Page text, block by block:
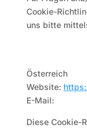
Cookie-
uns bitte
Österreich
Website:
E-Mail:
Diese Cookie-